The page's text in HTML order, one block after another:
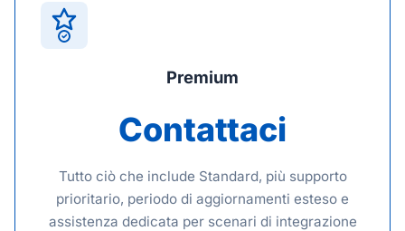
Premium
Contattaci
Tutto ciò che include Standard, più supporto
prioritario, periodo di aggiornamenti esteso e
assistenza dedicata per scenari di integrazione